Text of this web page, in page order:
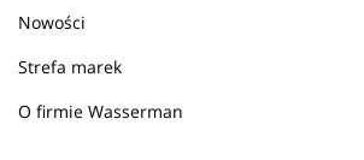
Nowości
Strefa marek
O firmie Wasserman